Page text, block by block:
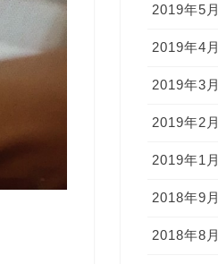
2019年5月
2019年4月
2019年3月
2019年2月
2019年1月
2018年9月
2018年8月